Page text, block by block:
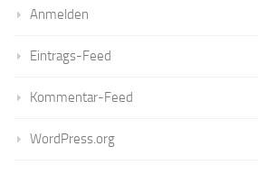
Anmelden
Eintrags-Feed
Kommentar-Feed
WordPress.org